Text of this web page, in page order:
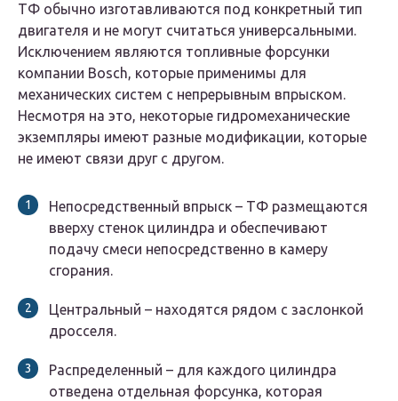
ТФ обычно изготавливаются под конкретный тип
двигателя и не могут считаться универсальными.
Исключением являются топливные форсунки
компании Bosch, которые применимы для
механических систем с непрерывным впрыском.
Несмотря на это, некоторые гидромеханические
экземпляры имеют разные модификации, которые
не имеют связи друг с другом.
Непосредственный впрыск – ТФ размещаются
вверху стенок цилиндра и обеспечивают
подачу смеси непосредственно в камеру
сгорания.
Центральный – находятся рядом с заслонкой
дросселя.
Распределенный – для каждого цилиндра
отведена отдельная форсунка, которая